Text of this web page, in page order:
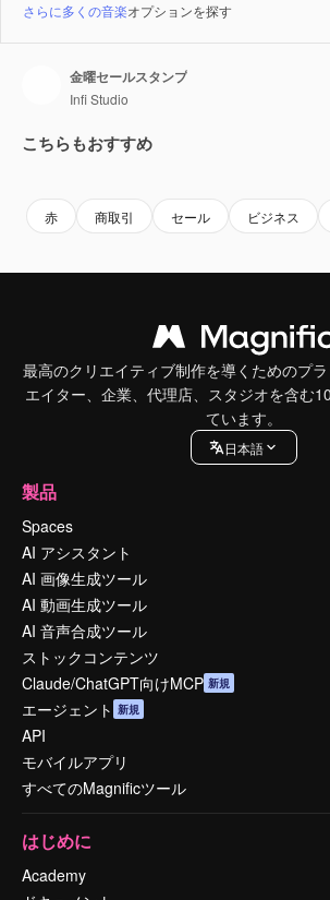
さらに多くの音楽オプションを探す
金曜セールスタンプ
Infi Studio
こちらもおすすめ
赤 商取引 セール ビジネス
最高のクリエイティブ制作を導くためのプ
エイター、企業、代理店、スタジオを含む
ています。
日本語
製品
Spaces
AI アシスタント
AI 画像生成ツール
AI 動画生成ツール
AI 音声合成ツール
ストックコンテンツ
Claude/ChatGPT向けMCP 新規
エージェント 新規
API
モバイルアプリ
すべてのMagnificツール
はじめに
Academy